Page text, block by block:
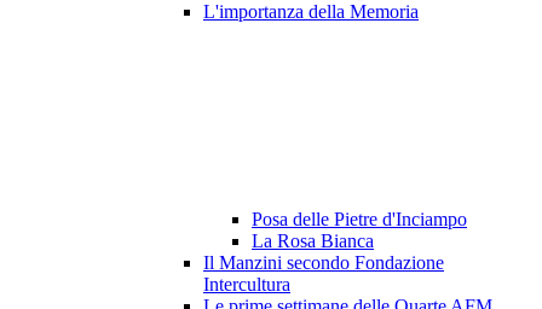
L'importanza della Memoria
Posa delle Pietre d'Inciampo
La Rosa Bianca
Il Manzini secondo Fondazione
Intercultura